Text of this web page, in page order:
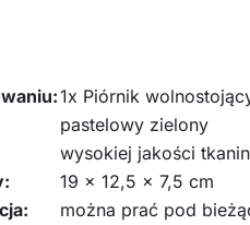
1x Piórnik
pastelowy zielony
wysokiej jakości
19 x 12,5 x 7,5 cm
można prać pod